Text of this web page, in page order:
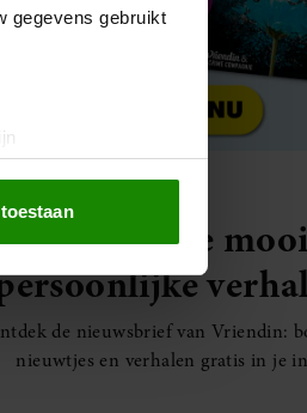
gegevens gebruikt
bieden en om ons
voor social
die u aan ze heeft
onze cookies als u
Elke week de
de nieuwsbrief van Vriendin:
nieuwtjes en verhalen gratis in je